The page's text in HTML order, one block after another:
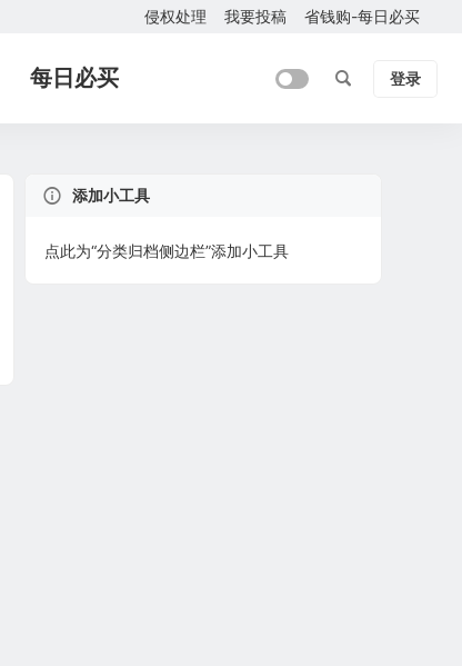
侵权处理 我要投稿 省钱购-每日必买
每日必买 登录
添加小工具
点此为“分类归档侧边栏”添加小工具